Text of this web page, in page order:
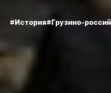
#История#Грузино-